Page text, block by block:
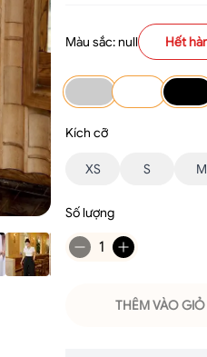
Màu sắc: null Hết
Kích cỡ
XS S M
Số lượng
1
THÊM VÀO